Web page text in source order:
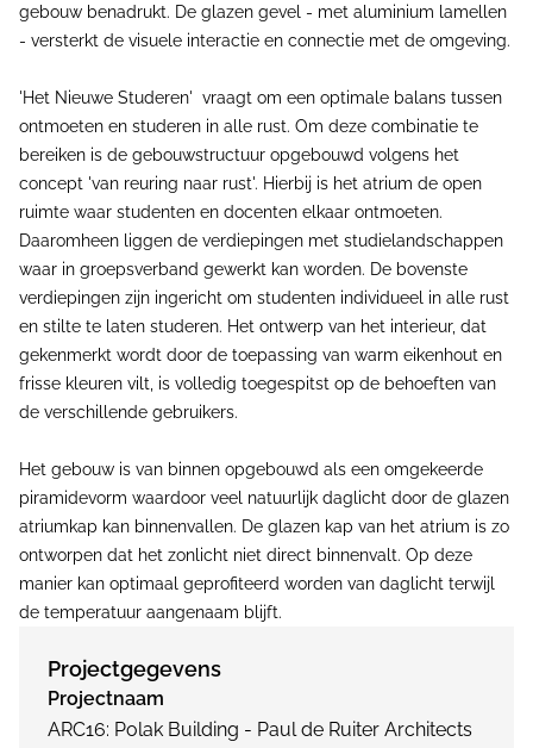
gebouw benadrukt. De glazen gevel - met aluminium lamellen
- versterkt de visuele interactie en connectie met de omgeving.
'Het Nieuwe Studeren' vraagt om een optimale balans tussen
ontmoeten en studeren in alle rust. Om deze combinatie te
bereiken is de gebouwstructuur opgebouwd volgens het
concept 'van reuring naar rust'. Hierbij is het atrium de open
ruimte waar studenten en docenten elkaar ontmoeten.
Daaromheen liggen de verdiepingen met studielandschappen
waar in groepsverband gewerkt kan worden. De bovenste
verdiepingen zijn ingericht om studenten individueel in alle rust
en stilte te laten studeren. Het ontwerp van het interieur, dat
gekenmerkt wordt door de toepassing van warm eikenhout en
frisse kleuren vilt, is volledig toegespitst op de behoeften van
de verschillende gebruikers.
Het gebouw is van binnen opgebouwd als een omgekeerde
piramidevorm waardoor veel natuurlijk daglicht door de glazen
atriumkap kan binnenvallen. De glazen kap van het atrium is zo
ontworpen dat het zonlicht niet direct binnenvalt. Op deze
manier kan optimaal geprofiteerd worden van daglicht terwijl
de temperatuur aangenaam blijft.
Projectgegevens
Projectnaam
ARC16: Polak Building - Paul de Ruiter Architects